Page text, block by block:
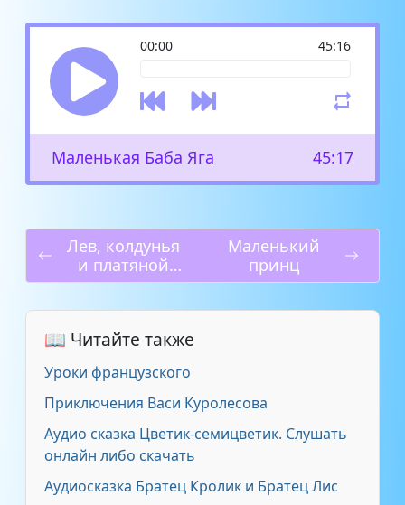
00:00 45:16
Маленькая Баба Яга 45:17
Лев, колдунья
и платяной
шкаф
Маленький
принц
📖 Читайте также
Уроки французского
Приключения Васи Куролесова
Аудио сказка Цветик-семицветик. Слушать
онлайн либо скачать
Аудиосказка Братец Кролик и Братец Лис